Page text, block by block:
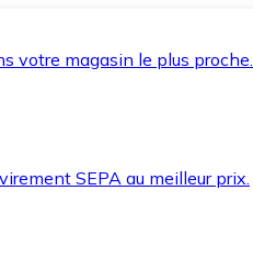
votre magasin le plus proche.
SEPA au meilleur prix.